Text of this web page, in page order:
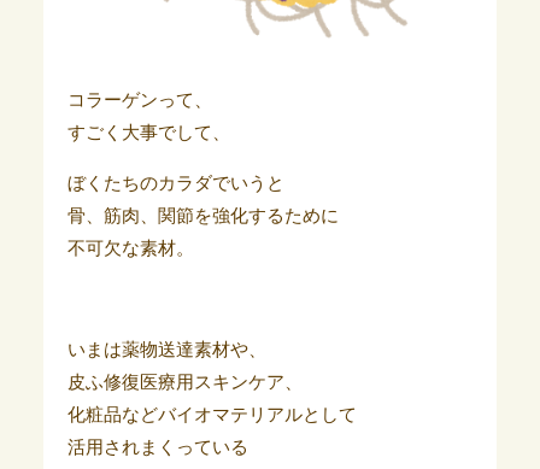
コラーゲンって、
すごく大事でして、
ぼくたちのカラダでいうと
骨、筋肉、関節を強化するために
不可欠な素材。
いまは薬物送達素材や、
皮ふ修復医療用スキンケア、
化粧品などバイオマテリアルとして
活用されまくっている